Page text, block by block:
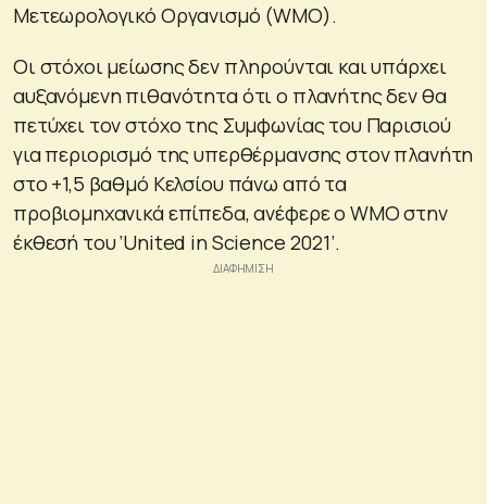
Μετεωρολογικό Οργανισμό (WMO).
Οι στόχοι μείωσης δεν πληρούνται και υπάρχει
αυξανόμενη πιθανότητα ότι ο πλανήτης δεν θα
πετύχει τον στόχο της Συμφωνίας του Παρισιού
για περιορισμό της υπερθέρμανσης στον πλανήτη
στο +1,5 βαθμό Κελσίου πάνω από τα
προβιομηχανικά επίπεδα, ανέφερε ο WMO στην
έκθεσή του ‘United in Science 2021’.